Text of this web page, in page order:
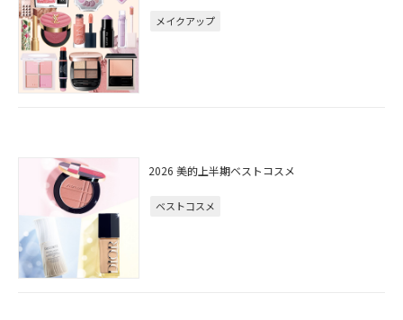
メイクアップ
2026 美的上半期ベストコスメ
ベストコスメ